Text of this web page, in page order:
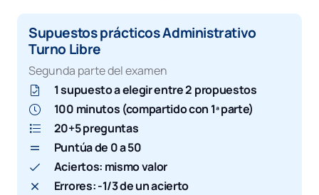
Supuestos prácticos Administrativo
Turno Libre
Segunda parte del examen
1 supuesto a elegir entre 2 propuestos
100 minutos (compartido con 1ª parte)
20+5 preguntas
Puntúa de 0 a 50
Aciertos: mismo valor
Errores: -1/3 de un acierto